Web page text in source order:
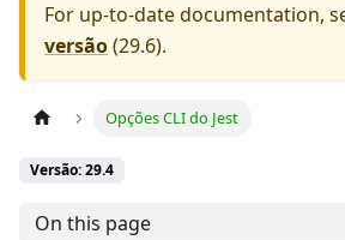
For up-to-date documentation,
versão(29.6).
Opções CLI do Jest
Versão: 29.4
On this page